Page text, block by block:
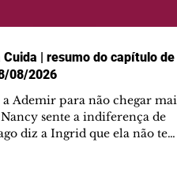
Cuida | resumo do capítulo de
08/2026
a Ademir para não chegar
sente a indiferença de
diz a Ingrid que ela não tem